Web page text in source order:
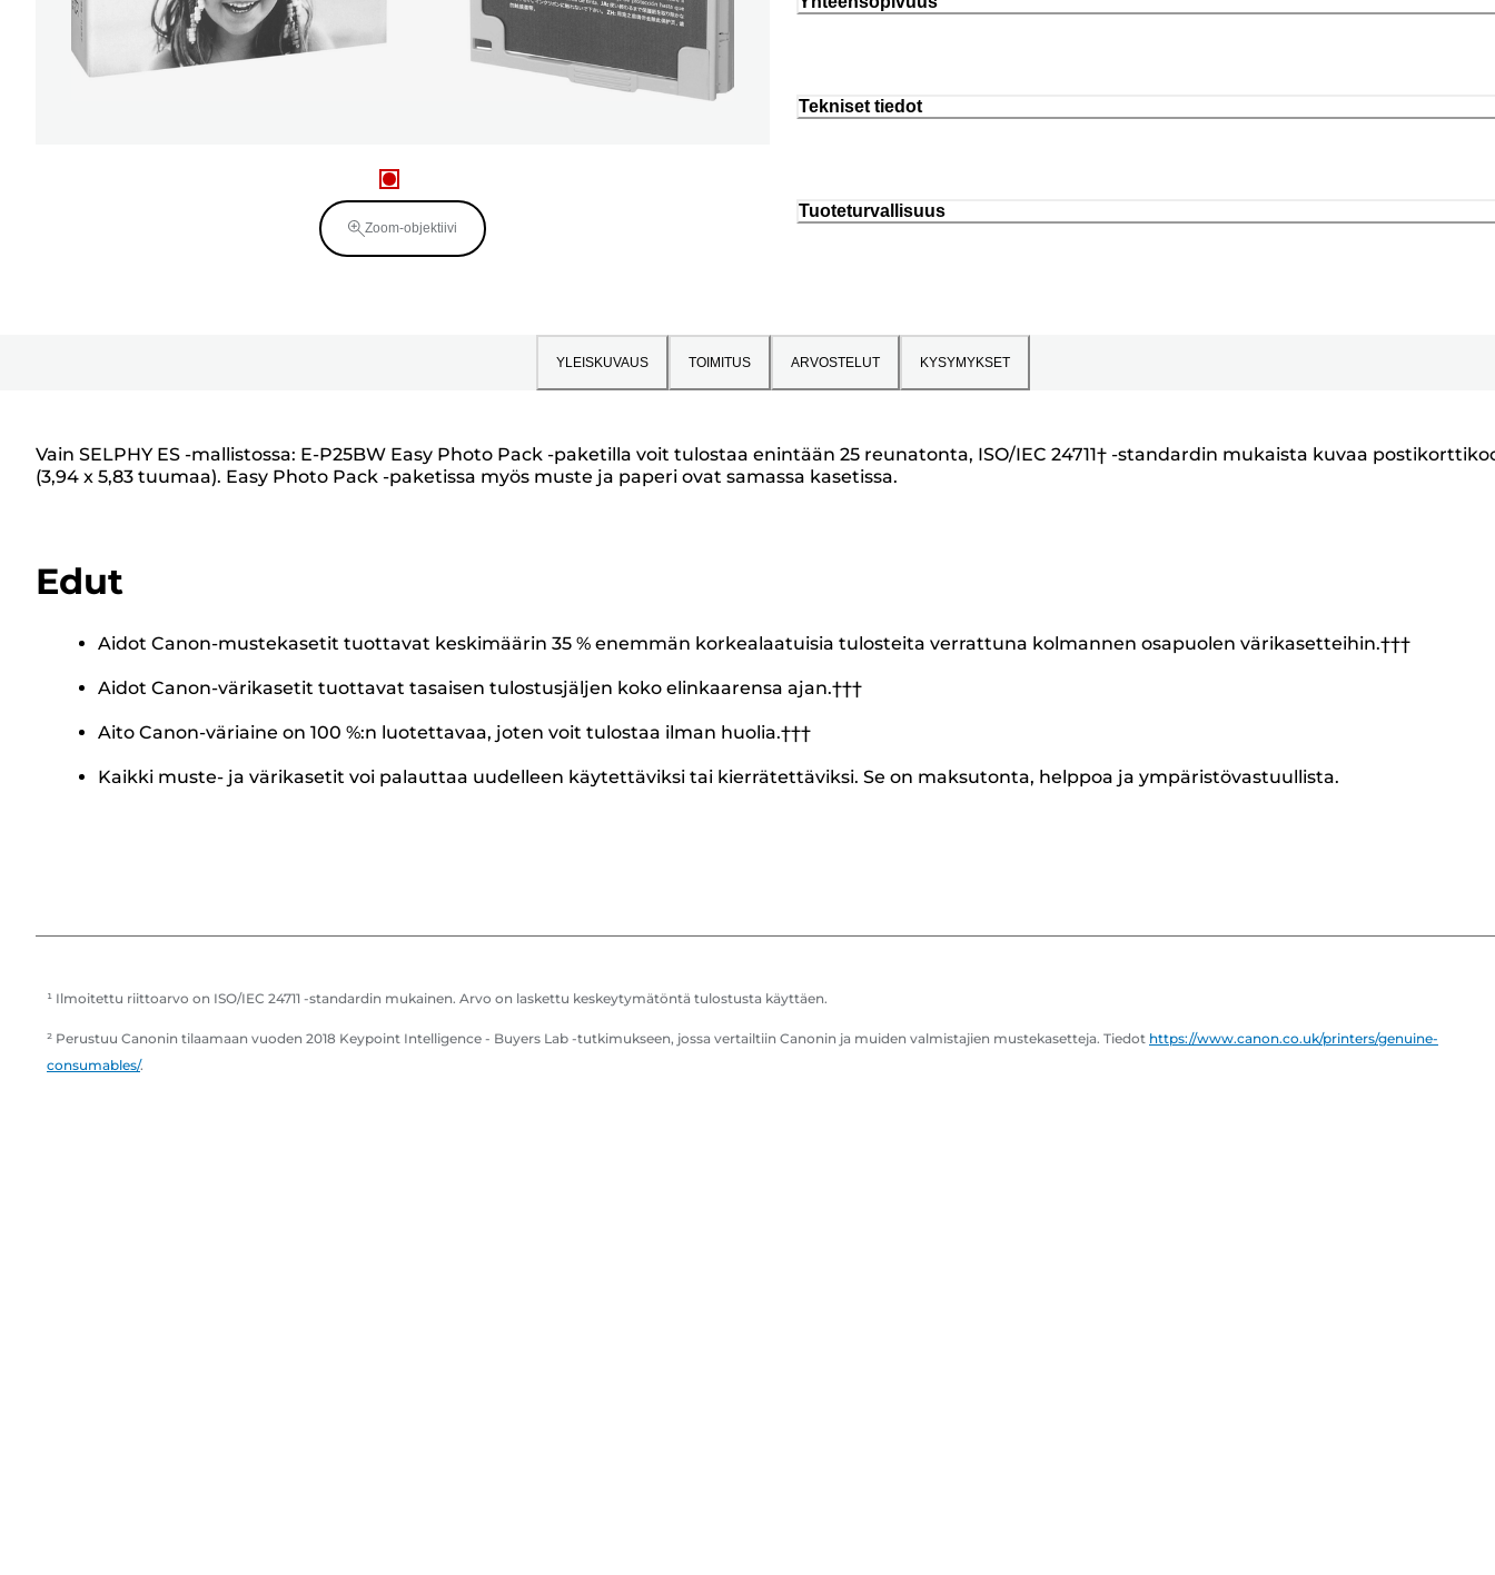
Zoom-objektiivi
Tekniset tiedot
Tuoteturvallisuus
YLEISKUVAUS TOIMITUS ARVOSTELUT KYSYMYKSET
Vain SELPHY ES -mallistossa: E-P25BW Easy Photo Pack -paketilla voit tulostaa enintään 25 reunatonta, ISO/IEC 24711† -standardin mukaista kuvaa
(3,94 x 5,83 tuumaa). Easy Photo Pack -paketissa myös muste ja paperi ovat samassa kasetissa.
Edut
Aidot Canon-mustekasetit tuottavat keskimäärin 35 % enemmän korkealaatuisia tulosteita verrattuna kolmannen osapuolen värikasetteihin.†††
Aidot Canon-värikasetit tuottavat tasaisen tulostusjäljen koko elinkaarensa ajan.†††
Aito Canon-väriaine on 100 %:n luotettavaa, joten voit tulostaa ilman huolia.†††
Kaikki muste- ja värikasetit voi palauttaa uudelleen käytettäviksi tai kierrätettäviksi. Se on maksutonta, helppoa ja ympäristövastuullista.
¹ Ilmoitettu riittoarvo on ISO/IEC 24711 -standardin mukainen. Arvo on laskettu keskeytymätöntä tulostusta käyttäen.
² Perustuu Canonin tilaamaan vuoden 2018 Keypoint Intelligence - Buyers Lab -tutkimukseen, jossa vertailtiin Canonin ja muiden valmistajien mustekasetteja. Tiedot https://www.canon.co.uk/printers/genuine-
consumables/.